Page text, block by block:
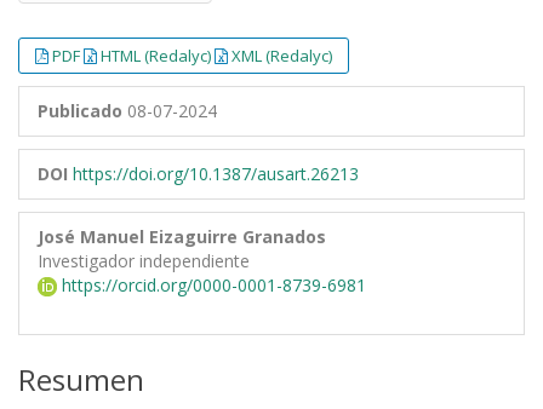
PDF HTML (Redalyc) XML (Redalyc)
Publicado 08-07-2024
DOI https://doi.org/10.1387/ausart.26213
José Manuel Eizaguirre Granados
Investigador independiente
https://orcid.org/0000-0001-8739-6981
Resumen